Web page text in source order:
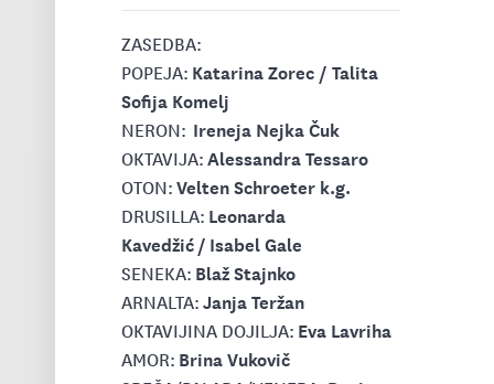
ZASEDBA:
POPEJA: Katarina Zorec / Talita
Sofija Komelj
NERON: Ireneja Nejka Čuk
OKTAVIJA:Alessandra Tessaro
OTON:Velten Schroeter k.g.
DRUSILLA: Leonarda
Kavedžić/ Isabel Gale
SENEKA: Blaž Stajnko
ARNALTA:Janja Teržan
OKTAVIJINA DOJILJA: Eva Lavriha
AMOR: Brina Vukovič